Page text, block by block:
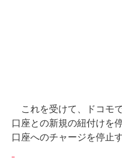
これを受けて、ドコモ
口座との新規の紐付けを
口座へのチャージを停止